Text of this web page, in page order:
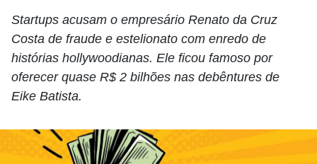
Startups acusam o empresário Renato da Cruz
Costa de fraude e estelionato com enredo de
histórias hollywoodianas. Ele ficou famoso por
oferecer quase R$ 2 bilhões nas debêntures de
Eike Batista.